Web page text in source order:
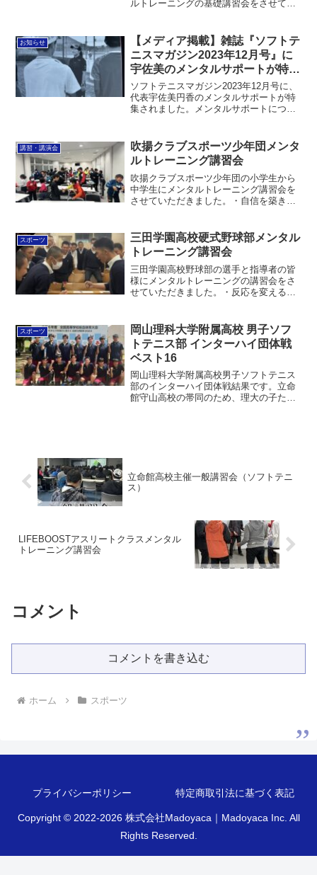
ルトレーニングの基礎講習会をさせてい
実践まで浅く広く扱いました。少しでも
力になれるように、応援し...
お知らせ
【メディア掲載】雑誌『ソフトテ
ニスマガジン2023年12月号』に
宇佐美のメンタルサポートが特集
されました
ソフトテニスマガジン2023年12月号に、
代表宇佐美円香のメンタルサポートが特
集されました。メンタルサポートについ
ー(@madoyaca)がシェアした投...
講習・講演会
吹揚クラブスポーツ少年団メンタ
ルトレーニング講習会
吹揚クラブスポーツ少年団の小学生から
中学生にメンタルトレーニング講習会を
させていただきました。・自信を築き上
ニングしてもらうために保護者にも学ん
でいただけました。小中学...
スポーツ
三田学園高校硬式野球部メンタル
トレーニング講習会
三田学園高校野球部の選手と指導者の皆
様にメンタルトレーニングの講習会をさ
せていただきました。・反応を変える表
法など・応援を鍛える(自分自身と他人へ
の応援)自分で自分を励...
スポーツ
岡山理科大学附属高校 男子ソフ
トテニス部 インターハイ団体戦
ベスト16
岡山理科大学附属高校男子ソフトテニス
部のインターハイ団体戦結果です。立命
館守山高校の帯同のため、理大の子たち
立命館高校主催一般講習会（ソフトテニ
ス）
LIFEBOOSTアスリートクラスメンタル
トレーニング講習会
コメント
コメントを書き込む
ホーム スポーツ
プライバシーポリシー 特定商取引法に基づく表記
Copyright © 2022-2026 株式会社Madoyaca｜Madoyaca Inc. All
Rights Reserved.